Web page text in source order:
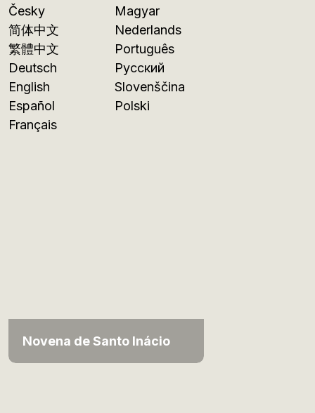
Česky
简体中文
繁體中文
Deutsch
English
Español
Français
Magyar
Nederlands
Português
Русский
Slovenščina
Polski
Novena de Santo Inácio